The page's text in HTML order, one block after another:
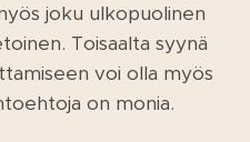
joku ulkopuolinen
Toisaalta syynä
voi olla myös
on monia.